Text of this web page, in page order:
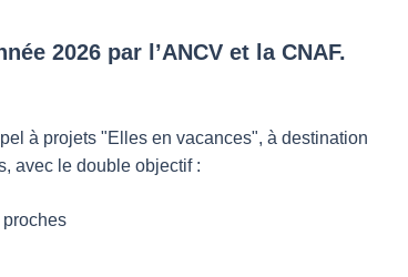
2026 par l’ANCV et la CNAF.
à projets "Elles en vacances", à destination
avec le double objectif :